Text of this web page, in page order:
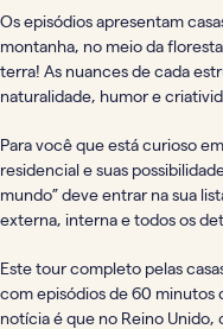
Os episódios apresentam
montanha, no meio da
terra! As nuances de cada
naturalidade, humor e
Para você que está curioso
residencial e suas
mundo” deve entrar na sua
externa, interna e todos os
Este tour completo pelas
com episódios de 60 minutos
notícia é que no Reino Unido,